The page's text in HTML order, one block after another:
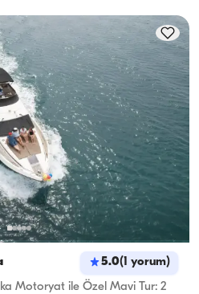
günlük kiralamalarda ise
5.0(1 yorum)
Motoryat ile Özel Mavi Tur: 2